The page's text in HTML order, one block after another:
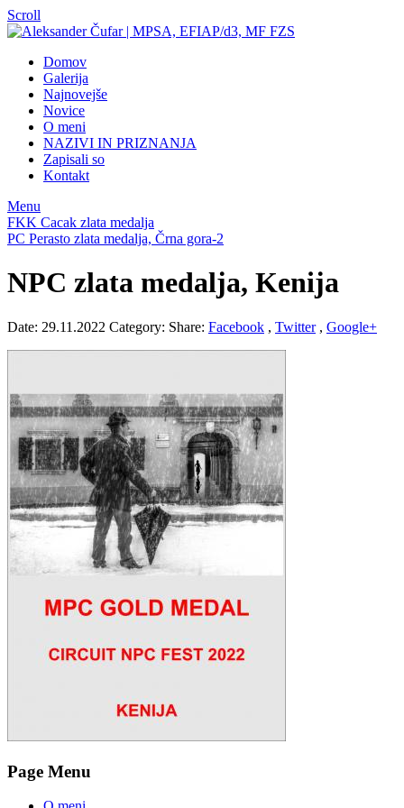
Scroll
Domov
Galerija
Najnovejše
Novice
O meni
NAZIVI IN PRIZNANJA
Zapisali so
Kontakt
Menu
FKK Cacak zlata medalja
PC Perasto zlata medalja, Črna gora-2
NPC zlata medalja, Kenija
Date: 29.11.2022 Category: Share: Facebook , Twitter, Google+
Page Menu